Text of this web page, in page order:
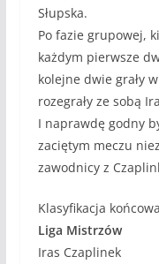
Słupska.
Po fazie grupowej,
każdym pierwsze
kolejne dwie grały
rozegrały ze sobą
I naprawdę godny
zaciętym meczu
zawodnicy z
Klasyfikacja
Liga Mistrzów
Iras Czaplinek